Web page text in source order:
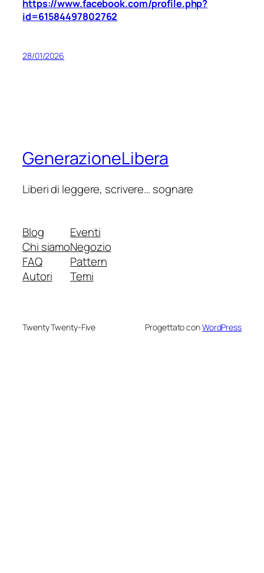
https://www.facebook.com/profile.php?
id=61584497802762
28/01/2026
GenerazioneLibera
Liberi di leggere, scrivere… sognare
Blog
Chi siamo
FAQ
Autori
Eventi
Negozio
Pattern
Temi
Twenty Twenty-Five Progettato conWordPress